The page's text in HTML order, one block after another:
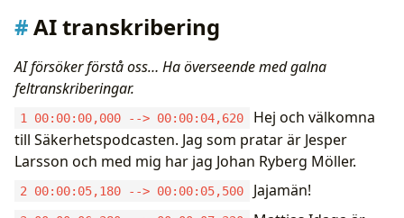
AI transkribering
AI försöker förstå oss… Ha överseende med galna
feltranskriberingar.
1 00:00:00,000 --> 00:00:04,620
Hej och välkomna
till Säkerhetspodcasten. Jag som pratar är Jesper
Larsson och med mig har jag Johan Ryberg Möller.
2 00:00:05,180 --> 00:00:05,500 Jajamän!